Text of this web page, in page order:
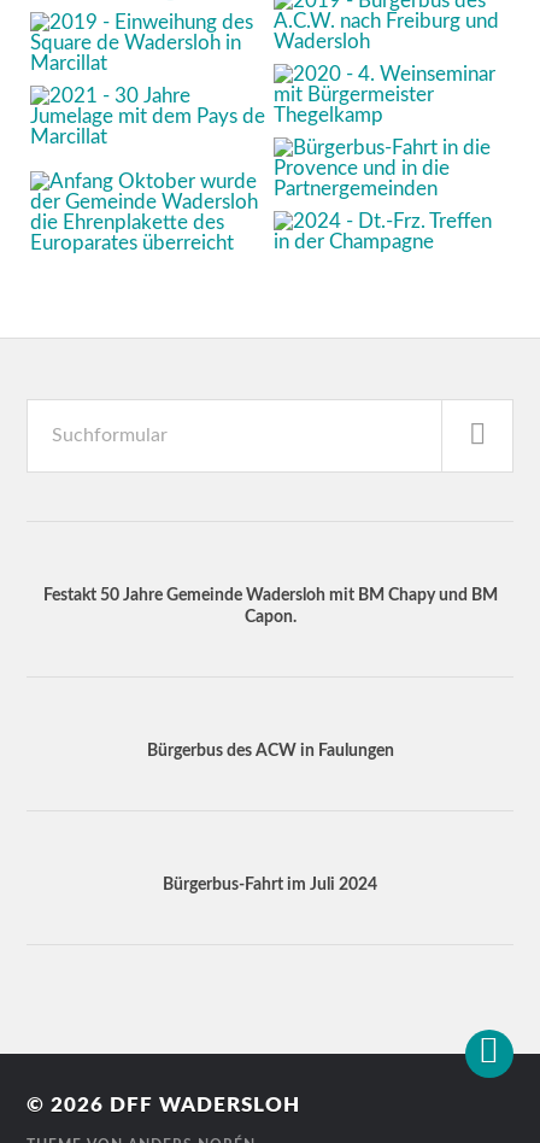
Festakt 50 Jahre Gemeinde Wadersloh mit BM Chapy und BM
Capon.
Bürgerbus des ACW in Faulungen
Bürgerbus-Fahrt im Juli 2024
© 2026 DFF WADERSLOH